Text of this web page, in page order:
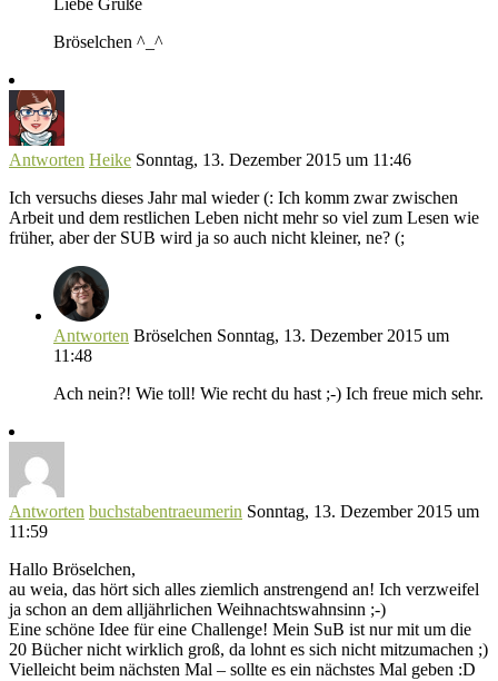
Bröselchen ^_^
Antworten Heike Sonntag, 13. Dezember 2015 um 11:46
Ich versuchs dieses Jahr mal wieder (: Ich komm zwar zwischen
Arbeit und dem restlichen Leben nicht mehr so viel zum Lesen wie
früher, aber der SUB wird ja so auch nicht kleiner, ne? (;
Antworten Bröselchen Sonntag, 13. Dezember 2015 um
11:48
Ach nein?! Wie toll! Wie recht du hast ;-) Ich freue mich sehr.
Antworten buchstabentraeumerin Sonntag, 13. Dezember 2015 um
11:59
Hallo Bröselchen,
au weia, das hört sich alles ziemlich anstrengend an! Ich verzweifel
ja schon an dem alljährlichen Weihnachtswahnsinn ;-)
Eine schöne Idee für eine Challenge! Mein SuB ist nur mit um die
20 Bücher nicht wirklich groß, da lohnt es sich nicht mitzumachen ;)
Vielleicht beim nächsten Mal – sollte es ein nächstes Mal geben :D